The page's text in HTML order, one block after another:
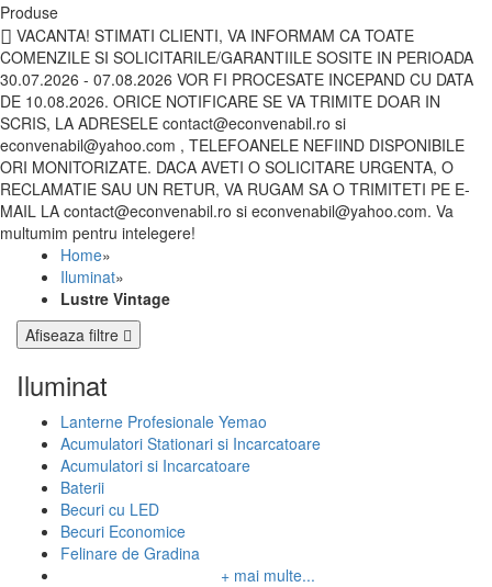
Produse
VACANTA! STIMATI CLIENTI, VA INFORMAM CA TOATE
COMENZILE SI SOLICITARILE/GARANTIILE SOSITE IN PERIOADA
30.07.2026 - 07.08.2026 VOR FI PROCESATE INCEPAND CU DATA
DE 10.08.2026. ORICE NOTIFICARE SE VA TRIMITE DOAR IN
SCRIS, LA ADRESELE contact@econvenabil.ro si
econvenabil@yahoo.com , TELEFOANELE NEFIIND DISPONIBILE
ORI MONITORIZATE. DACA AVETI O SOLICITARE URGENTA, O
RECLAMATIE SAU UN RETUR, VA RUGAM SA O TRIMITETI PE E-
MAIL LA contact@econvenabil.ro si econvenabil@yahoo.com. Va
multumim pentru intelegere!
Home»
Iluminat»
Lustre Vintage
Afiseaza filtre
Iluminat
Lanterne Profesionale Yemao
Acumulatori Stationari si Incarcatoare
Acumulatori si Incarcatoare
Baterii
Becuri cu LED
Becuri Economice
Felinare de Gradina
+ mai multe...